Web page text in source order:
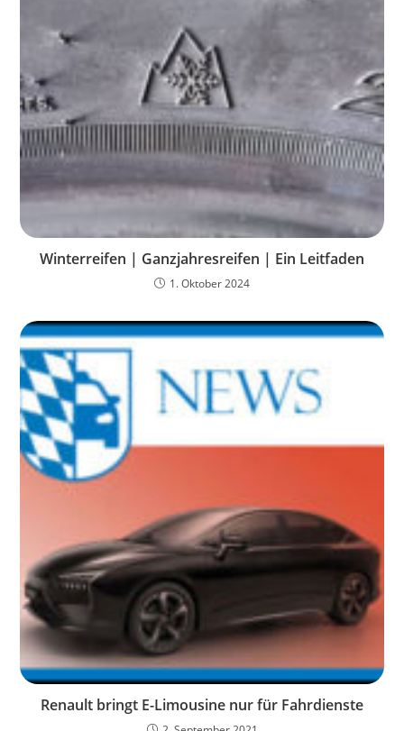
Winterreifen | Ganzjahresreifen | Ein Leitfaden
1. Oktober 2024
Renault bringt E-Limousine nur für Fahrdienste